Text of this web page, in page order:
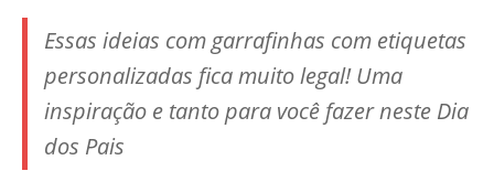
Essas ideias com garrafinhas com etiquetas
personalizadas fica muito legal! Uma
inspiração e tanto para você fazer neste Dia
dos Pais